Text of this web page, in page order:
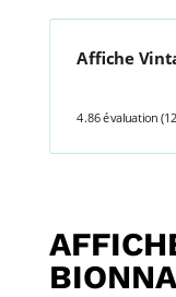
Affiche
4.86 évaluation